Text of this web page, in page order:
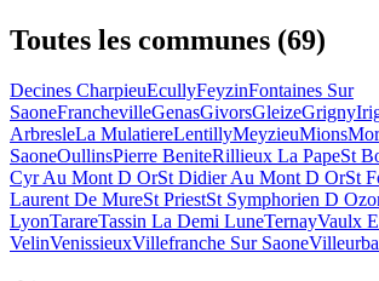
Toutes les communes (69)
Decines CharpieuEcullyFeyzinFontaines Sur
SaoneFranchevilleGenasGivorsGleizeGrigny
ArbresleLa MulatiereLentillyMeyzieuMions
SaoneOullinsPierre BeniteRillieux La PapeSt
Cyr Au Mont D OrSt Didier Au Mont D OrSt
Laurent De MureSt PriestSt Symphorien D
LyonTarareTassin La Demi LuneTernayVaulx
VelinVenissieuxVillefranche Sur Saone